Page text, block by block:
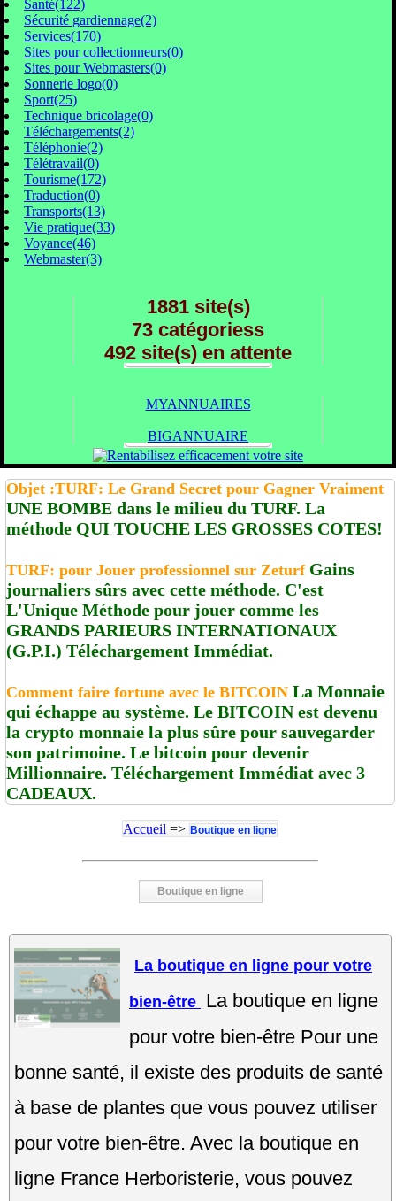
Santé(122)
Sécurité gardiennage(2)
Services(170)
Sites pour collectionneurs(0)
Sites pour Webmasters(0)
Sonnerie logo(0)
Sport(25)
Technique bricolage(0)
Téléchargements(2)
Téléphonie(2)
Télétravail(0)
Tourisme(172)
Traduction(0)
Transports(13)
Vie pratique(33)
Voyance(46)
Webmaster(3)
1881 site(s)
73 catégoriess
492 site(s) en attente
MYANNUAIRES
BIGANNUAIRE
Objet :TURF: Le Grand Secret pour Gagner Vraiment
UNE BOMBE dans le milieu du TURF. La
méthode QUI TOUCHE LES GROSSES COTES!
TURF: pour Jouer professionnel sur ZeturfGains
journaliers sûrs avec cette méthode. C'est
L'Unique Méthode pour jouer comme les
GRANDS PARIEURS INTERNATIONAUX
(G.P.I.) Téléchargement Immédiat.
Comment faire fortune avec le BITCOIN La Monnaie
qui échappe au système. Le BITCOIN est devenu
la crypto monnaie la plus sûre pour sauvegarder
son patrimoine. Le bitcoin pour devenir
Millionnaire. Téléchargement Immédiat avec 3
CADEAUX.
Accueil => Boutique en ligne
Boutique en ligne
La boutique en ligne pour votre
bien-être La boutique en ligne
pour votre bien-être Pour une
bonne santé, il existe des produits de santé
à base de plantes que vous pouvez utiliser
pour votre bien-être. Avec la boutique en
ligne France Herboristerie, vous pouvez